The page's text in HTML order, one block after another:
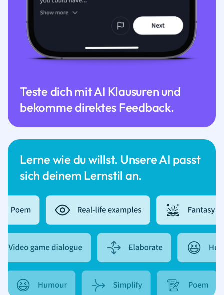
Lerne wie du willst. Unsere AI passt
sich deinem Lernstil an.
Teste dich mit AI Klausuren und
bekomme direktes Feedback.